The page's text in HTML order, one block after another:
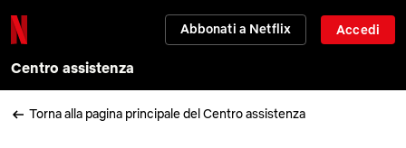
Abbonati a Netflix Accedi
Centro assistenza
Torna alla pagina principale del Centro assistenza